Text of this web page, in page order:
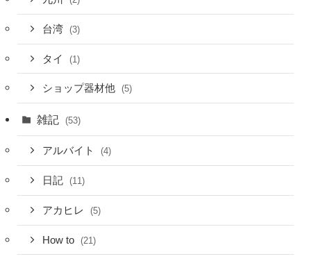
台湾 (3)
タイ (1)
ショップ器材他 (5)
雑記 (53)
アルバイト (4)
日記 (11)
アカヒレ (5)
How to (21)